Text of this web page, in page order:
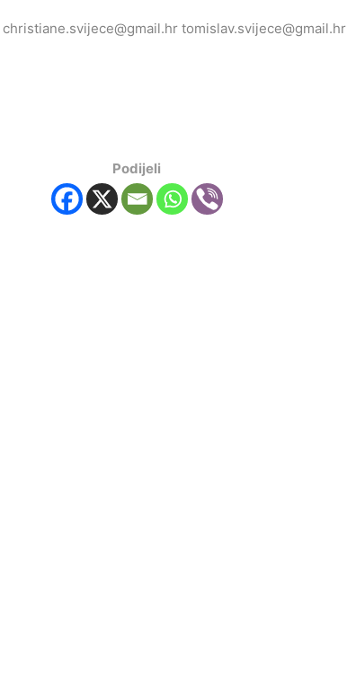
christiane.svijece@gmail.hr tomislav.svijece@gmail.hr
Podijeli